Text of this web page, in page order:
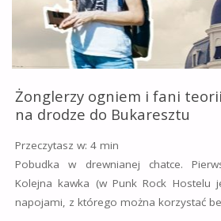
CEAUSESCU"
Żonglerzy ogniem i fani
na drodze do Bukaresztu
Przeczytasz w: 4 min
Pobudka w drewnianej chatce.
Kolejna kawka (w Punk Rock Hostelu
napojami, z którego można korzystać